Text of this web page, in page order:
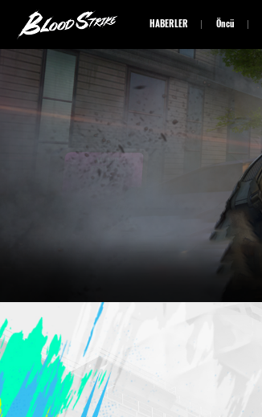
HABERLER Öncü